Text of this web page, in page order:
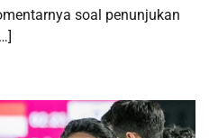
soal penunjukan